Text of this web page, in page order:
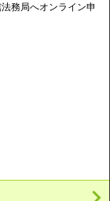
務局へオンライン申